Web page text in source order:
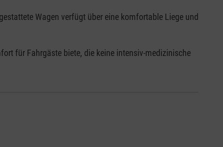
Wagen verfügt über eine komfortable Liege und
für Fahrgäste biete, die keine intensiv-medizinische